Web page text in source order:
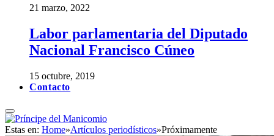
21 marzo, 2022
Labor parlamentaria del Diputado
Nacional Francisco Cúneo
15 octubre, 2019
Contacto
Estas en: Home»Artículos periodísticos»Próximamente